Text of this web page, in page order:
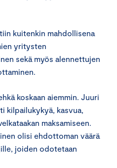
kuitenkin mahdollisena
yritysten
sekä myös alennettujen
koskaan aiemmin. Juuri
kilpailukykyä, kasvua,
maksamiseen.
olisi ehdottoman väärä
joiden odotetaan